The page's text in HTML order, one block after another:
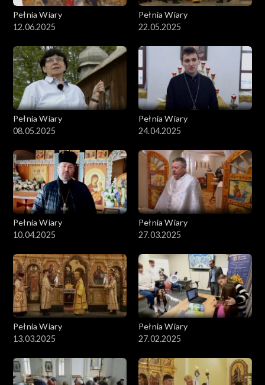
Pełnia Wiary
12.06.2025
Pełnia Wiary
22.05.2025
Pełnia Wiary
08.05.2025
Pełnia Wiary
24.04.2025
Pełnia Wiary
10.04.2025
Pełnia Wiary
27.03.2025
Pełnia Wiary
13.03.2025
Pełnia Wiary
27.02.2025